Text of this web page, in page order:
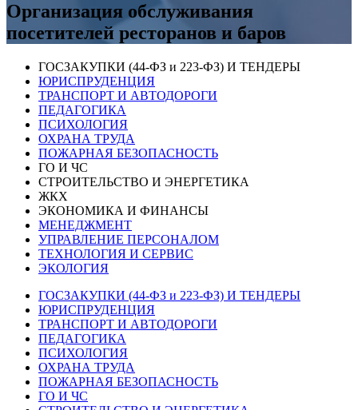
Организация обслуживания
посетителей ресторанов и баров
ГОСЗАКУПКИ (44-ФЗ и 223-ФЗ) И ТЕНДЕРЫ
ЮРИСПРУДЕНЦИЯ
ТРАНСПОРТ И АВТОДОРОГИ
ПЕДАГОГИКА
ПСИХОЛОГИЯ
ОХРАНА ТРУДА
ПОЖАРНАЯ БЕЗОПАСНОСТЬ
ГО И ЧС
СТРОИТЕЛЬСТВО И ЭНЕРГЕТИКА
ЖКХ
ЭКОНОМИКА И ФИНАНСЫ
МЕНЕДЖМЕНТ
УПРАВЛЕНИЕ ПЕРСОНАЛОМ
ТЕХНОЛОГИЯ И СЕРВИС
ЭКОЛОГИЯ
ГОСЗАКУПКИ (44-ФЗ и 223-ФЗ) И ТЕНДЕРЫ
ЮРИСПРУДЕНЦИЯ
ТРАНСПОРТ И АВТОДОРОГИ
ПЕДАГОГИКА
ПСИХОЛОГИЯ
ОХРАНА ТРУДА
ПОЖАРНАЯ БЕЗОПАСНОСТЬ
ГО И ЧС